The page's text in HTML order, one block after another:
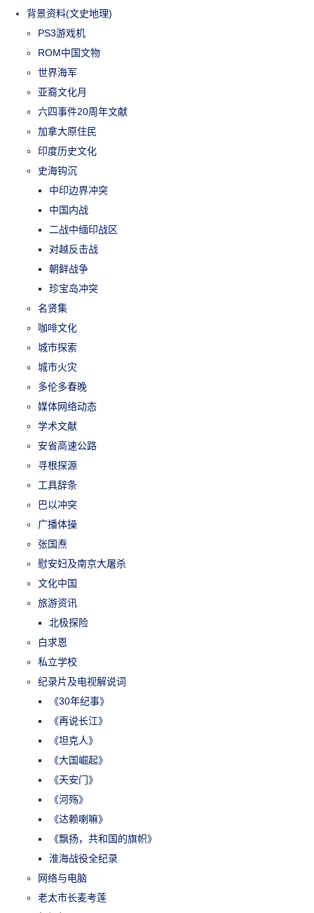
背景资料(文史地理)
PS3游戏机
ROM中国文物
世界海军
亚裔文化月
六四事件20周年文献
加拿大原住民
印度历史文化
史海钩沉
中印边界冲突
中国内战
二战中缅印战区
对越反击战
朝鲜战争
珍宝岛冲突
名贤集
咖啡文化
城市探索
城市火灾
多伦多春晚
媒体网络动态
学术文献
安省高速公路
寻根探源
工具辞条
巴以冲突
广播体操
张国焘
慰安妇及南京大屠杀
文化中国
旅游资讯
北极探险
白求恩
私立学校
纪录片及电视解说词
《30年纪事》
《再说长江》
《坦克人》
《大国崛起》
《天安门》
《河殇》
《达赖喇嘛》
《飘扬，共和国的旗帜》
淮海战役全纪录
网络与电脑
老太市长麦考莲